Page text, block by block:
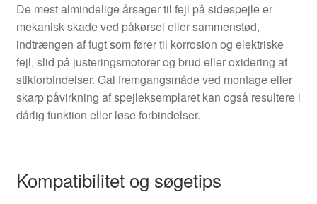
De mest almindelige årsager til fejl på sidespejle er
mekanisk skade ved påkørsel eller sammenstød,
indtrængen af fugt som fører til korrosion og elektriske
fejl, slid på justeringsmotorer og brud eller oxidering af
stikforbindelser. Gal fremgangsmåde ved montage eller
skarp påvirkning af spejleksemplaret kan også resultere i
dårlig funktion eller løse forbindelser.
Kompatibilitet og søgetips